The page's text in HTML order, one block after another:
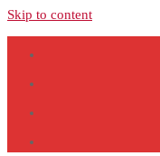
Skip to content